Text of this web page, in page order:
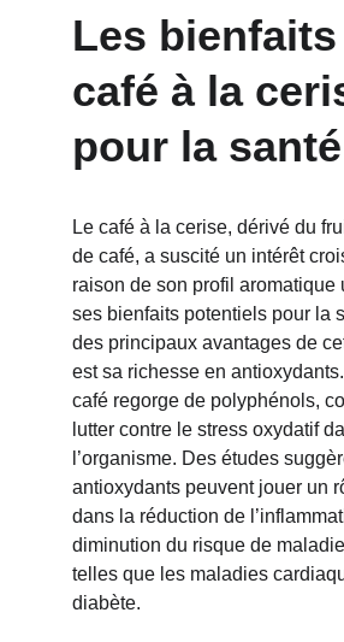
Les
café à la
pour la santé
Le café à la cerise, dérivé du
de café, a suscité un intérêt
raison de son profil aromatique
ses bienfaits potentiels pour la
des principaux avantages de
est sa richesse en
café regorge de polyphénols,
lutter contre le stress oxydatif
l’organisme. Des études
antioxydants peuvent jouer un
dans la réduction de
diminution du risque de
telles que les maladies
diabète.